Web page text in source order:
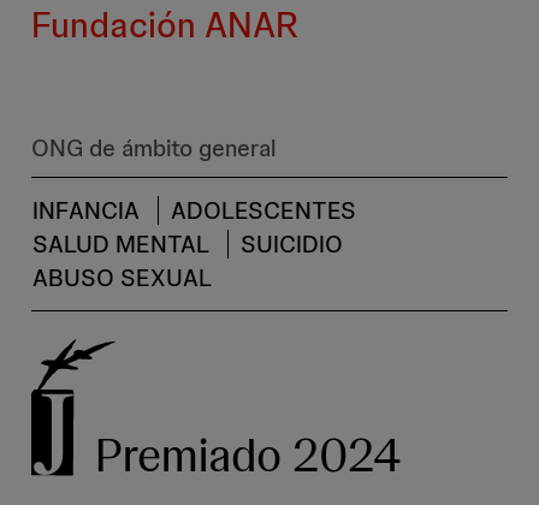
Fundación ANAR
ONG de ámbito general
INFANCIA
ADOLESCENTES
SALUD MENTAL
SUICIDIO
ABUSO SEXUAL
Premiado 2024